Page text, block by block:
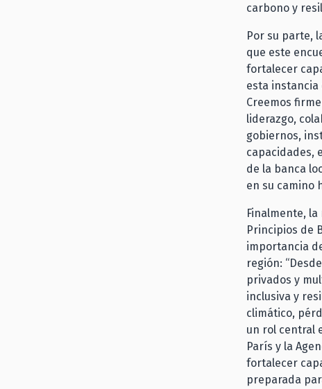
carbono y
Por su parte,
que este
fortalecer
esta instancia
Creemos
liderazgo,
gobiernos,
capacidades,
de la banca
en su camino
Finalmente,
Principios de
importancia
región:
privados y
inclusiva y
climático,
un rol central
París y la
fortalecer
preparada